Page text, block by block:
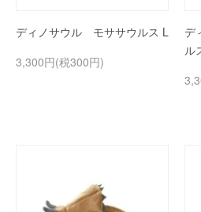
ディノサウル モササウルス L
3,300円(税300円)
デ
ル